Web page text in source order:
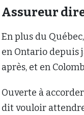
Assureur
En plus du
en Ontario depuis
après, et en
Ouverte à
dit vouloir